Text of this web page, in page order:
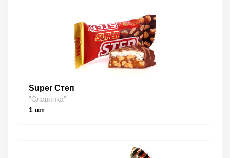
Super Степ
"Славянка"
1 шт